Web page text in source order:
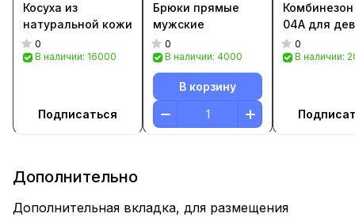
Косуха из
натуральной кожи
0
В наличии: 16000
Подписаться
Брюки прямые
мужские
0
В наличии: 4000
В корзину
Комбинезон
04A для
0
В наличии:
Дополнительно
Дополнительная вкладка, для размещения